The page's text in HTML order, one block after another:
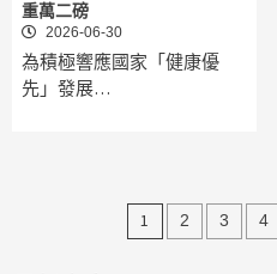
重萬二磅
2026-06-30
為積極響應國家「健康優
先」發展…
文
1 2 3 4